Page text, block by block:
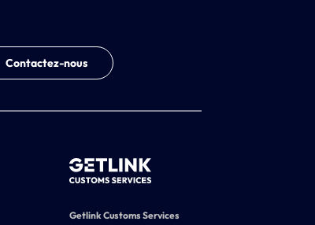
Contactez-nous
Getlink Customs Services